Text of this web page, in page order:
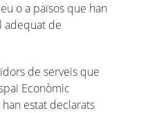
o a països que han
adequat de
de serveis que
Econòmic
estat declarats